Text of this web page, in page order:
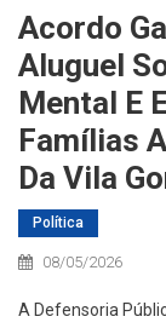
Acordo
Aluguel
Mental E
Famílias
Da Vila
Política
08/05/2026
A Defensoria